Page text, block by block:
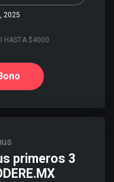
2025
HASTA $4000
primeros 3